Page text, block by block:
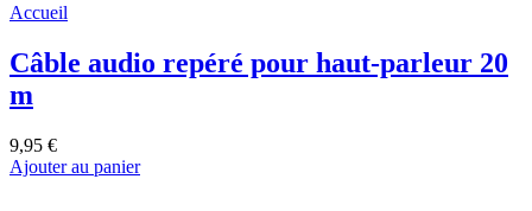
Accueil
Câble audio repéré pour haut-parleur 20
m
9,95 €
Ajouter au panier